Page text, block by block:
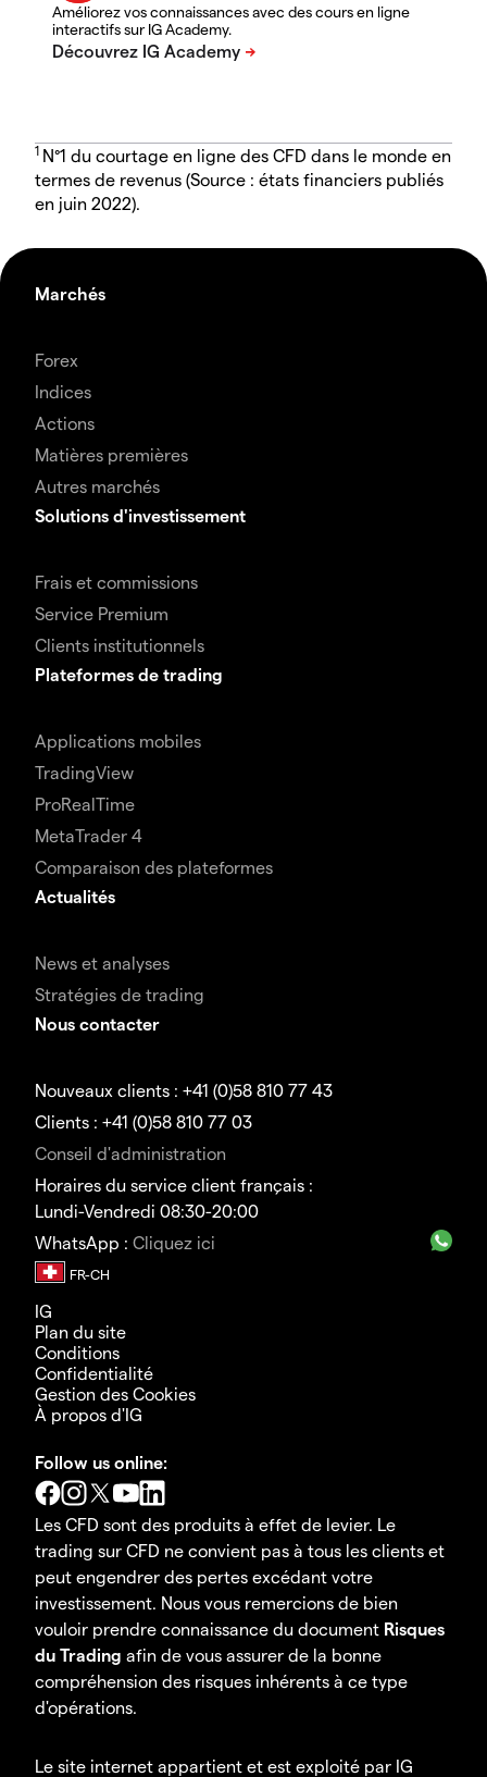
Améliorez vos connaissances avec des cours en ligne
interactifs sur IG Academy.
1 N°1 du courtage en ligne des CFD dans le monde en
termes de revenus (Source : états financiers publiés
en juin 2022).
Marchés
Forex
Indices
Actions
Matières premières
Autres marchés
Solutions d'investissement
Frais et commissions
Service Premium
Clients institutionnels
Plateformes de trading
Applications mobiles
TradingView
ProRealTime
MetaTrader 4
Comparaison des plateformes
Actualités
News et analyses
Stratégies de trading
Nous contacter
Nouveaux clients : +41 (0)58 810 77 43
Clients : +41 (0)58 810 77 03
Conseil d'administration
Horaires du service client français :
Lundi-Vendredi 08:30-20:00
WhatsApp : Cliquez ici
IG
Plan du site
Conditions
Confidentialité
Gestion des Cookies
À propos d'IG
Follow us online:
Les CFD sont des produits à effet de levier. Le
trading sur CFD ne convient pas à tous les clients et
peut engendrer des pertes excédant votre
investissement. Nous vous remercions de bien
vouloir prendre connaissance du document Risques
du Trading afin de vous assurer de la bonne
compréhension des risques inhérents à ce type
d'opérations.
Le site internet appartient et est exploité par IG